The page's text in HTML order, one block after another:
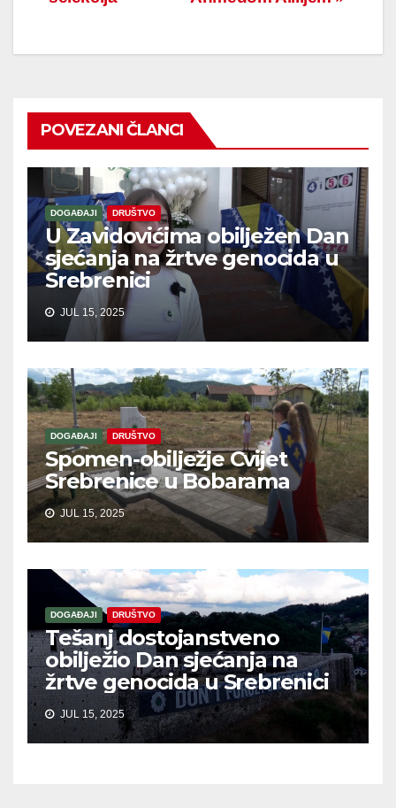
POVEZANI ČLANCI
DOGAĐAJI DRUŠTVO
U Zavidovićima obilježen Dan
sjećanja na žrtve genocida u
Srebrenici
JUL 15, 2025
DOGAĐAJI DRUŠTVO
Spomen-obilježje Cvijet
Srebrenice u Bobarama
JUL 15, 2025
DOGAĐAJI DRUŠTVO
Tešanj dostojanstveno
obilježio Dan sjećanja na
žrtve genocida u Srebrenici
JUL 15, 2025